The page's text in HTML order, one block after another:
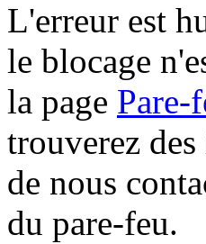
L'erreur est
le blocage
la page Pare-
trouverez
de nous
du pare-feu.